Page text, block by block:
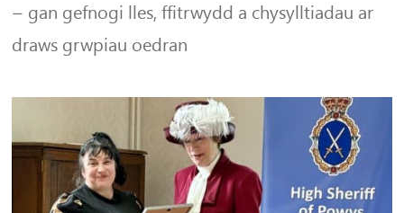
– gan gefnogi lles, ffitrwydd a chysylltiadau ar
draws grwpiau oedran